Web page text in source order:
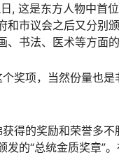
, 这是东方人物中首
和市议会之后又分别
书法、医术等方面的
奖项，当然份量也
得的奖励和荣誉多
发的“总统金质奖章”